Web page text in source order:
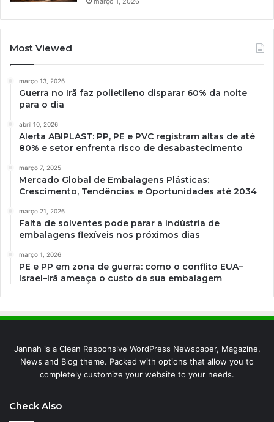
Most Viewed
março 13, 2026
Guerra no Irã faz polietileno disparar 60% da noite
para o dia
abril 10, 2026
Alerta ABIPLAST: PP, PE e PVC registram altas de até
80% e setor enfrenta risco de desabastecimento
março 7, 2025
Mercado Global de Embalagens Plásticas:
Crescimento, Tendências e Oportunidades até 2034
março 21, 2026
Falta de solventes pode parar a indústria de
embalagens flexíveis nos próximos dias
março 1, 2026
PE e PP em zona de guerra: como o conflito EUA–
Israel–Irã ameaça o custo da sua embalagem
Jannah is a Clean Responsive WordPress Newspaper, Magazine,
News and Blog theme. Packed with options that allow you to
completely customize your website to your needs.
Check Also